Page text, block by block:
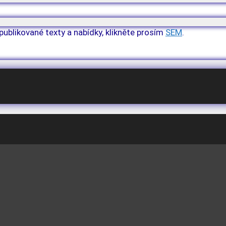
texty a nabídky, klikněte prosímSEM.